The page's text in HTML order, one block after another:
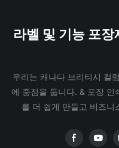
라벨 및 기능 포
우리는 캐나다 브리티시 컬
에 중점을 둡니다. & 포장
를 더 쉽게 만들고 비즈니